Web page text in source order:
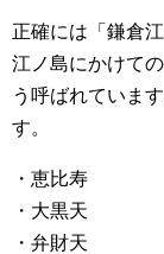
正確には「鎌倉
江ノ島にかけて
う呼ばれていま
す。
・恵比寿
・大黒天
・弁財天